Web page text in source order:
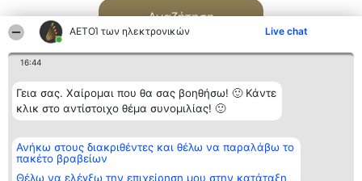
ΑΕΤΟΊ των ηλεκτρονικών Live chat
16:44
Γεια σας. Χαίρομαι που θα σας βοηθήσω! 🙂 Κάντε
κλικ στο αντίστοιχο θέμα συνομιλίας! 🙂
Ανήκω στους διακριθέντες και θέλω να παραλάβω το
πακέτο βραβείων
Θέλω να ελέγξω την επιχείρηση μου στην κατάταξη
Αναζήτηση
Διοργανωτής της
κατάταξης
BEAUTIFUL COMPANY
Κατάταξη
Διακριθέντες
των
Επικοινωνία
Επικοινωνία